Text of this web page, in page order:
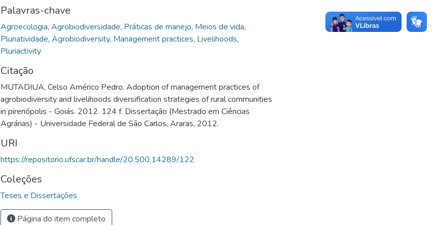
Palavras-chave
Agroecologia, Agrobiodiversidade, Práticas de manejo, Meios de vida,
Pluriatividade, Agrobiodiversity, Management practices, Livelihoods,
Pluriactivity
Citação
MUTADIUA, Celso Américo Pedro. Adoption of management practices of
agrobiodiversity and livelihoods diversification strategies of rural communities
in pirenópolis - Goiás. 2012. 124 f. Dissertação (Mestrado em Ciências
Agrárias) - Universidade Federal de São Carlos, Araras, 2012.
URI
https://repositorio.ufscar.br/handle/20.500.14289/122
Coleções
Teses e Dissertações
Página do item completo